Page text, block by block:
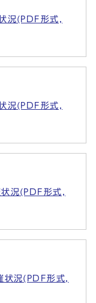
況(PDF形式,
況(PDF形式,
況(PDF形式,
状況(PDF形式,